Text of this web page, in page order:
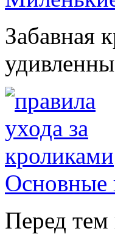
Забавная
Основные
Перед тем